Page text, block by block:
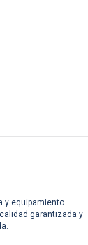
y equipamiento
garantizada y